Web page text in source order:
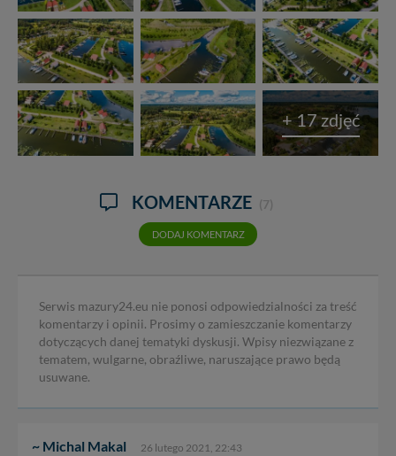
+ 17 zdjęć
KOMENTARZE (7)
DODAJ KOMENTARZ
Serwis mazury24.eu nie ponosi odpowiedzialności za treść
komentarzy i opinii. Prosimy o zamieszczanie komentarzy
dotyczących danej tematyki dyskusji. Wpisy niezwiązane z
tematem, wulgarne, obraźliwe, naruszające prawo będą
usuwane.
~ Michal Makal 26 lutego 2021, 22:43